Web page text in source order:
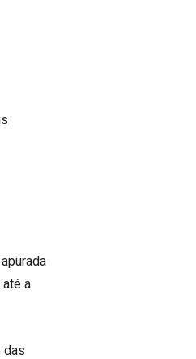
a
das